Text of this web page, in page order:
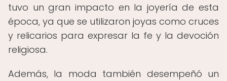
tuvo un gran impacto en la joyería de esta
época, ya que se utilizaron joyas como cruces
y relicarios para expresar la fe y la devoción
religiosa.
Además, la moda también desempeñó un